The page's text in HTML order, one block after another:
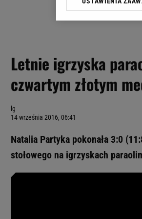
Letnie igrzyska
czwartym złotym
lg
14 września 2016, 06:41
Natalia Partyka pokonała 3:0
stołowego na igrzyskach
Klikając „Akceptuję”
Zaufanych Partnerów i
My, nasi Zaufani
Przechowywanie